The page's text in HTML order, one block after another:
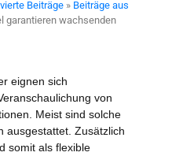
Beiträge » Beiträge aus
garantieren wachsenden
eignen sich
von
Meist sind solche
ausgestattet. Zusätzlich
somit als flexible